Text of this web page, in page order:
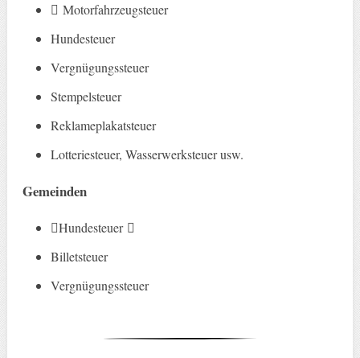
􏰀 Motorfahrzeugsteuer
Hundesteuer
Vergnügungssteuer
Stempelsteuer
Reklameplakatsteuer
Lotteriesteuer, Wasserwerksteuer usw.
Gemeinden
􏰀Hundesteuer 􏰀
Billetsteuer
Vergnügungssteuer